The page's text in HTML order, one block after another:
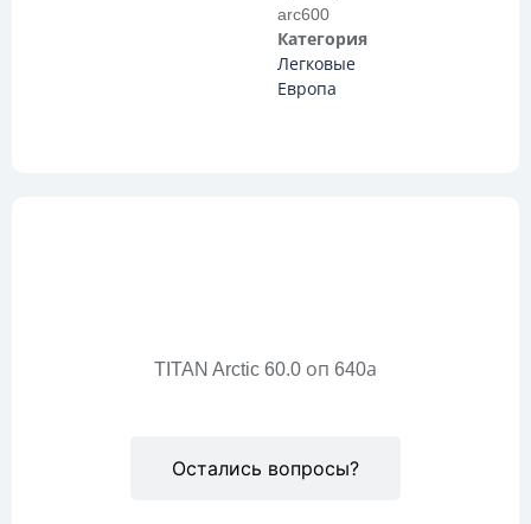
arc600
Категория
Легковые
Европа
Остались вопросы?
TITAN Arctic 60.0 оп 640а